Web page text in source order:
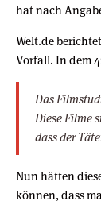
hat nach
Welt.de
Vorfall. In dem
Das
Diese Filme
dass der
Nun hätten
können, dass